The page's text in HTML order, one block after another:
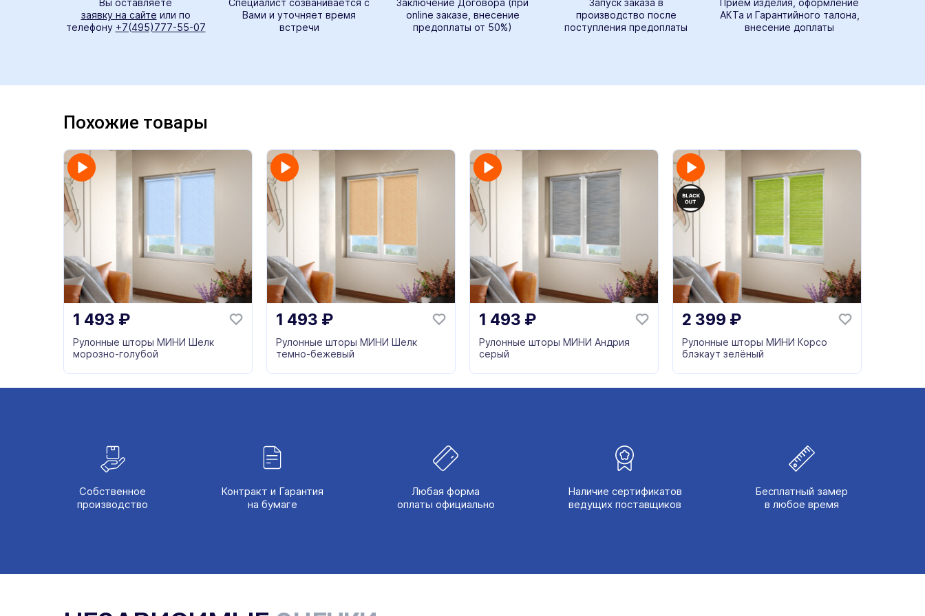
Вы оставляете
заявку на сайте или по
телефону +7(495)777-55-07
Специалист созванивается с
Вами и уточняет время
встречи
Заключение Договора (при
online заказе, внесение
предоплаты от 50%)
Запуск заказа в
производство после
поступления предоплаты
Прием изделия, оформление
АКТа и Гарантийного талона,
внесение доплаты
Похожие товары
1 493 ₽
Рулонные шторы МИНИ Шелк
морозно-голубой
1 493 ₽
Рулонные шторы МИНИ Шелк
темно-бежевый
1 493 ₽
Рулонные шторы МИНИ Андрия
серый
2 399 ₽
Рулонные шторы МИНИ Корсо
блэкаут зелёный
Собственное
производство
Контракт и Гарантия
на бумаге
Любая форма
оплаты официально
Наличие сертификатов
ведущих поставщиков
Бесплатный замер
в любое время